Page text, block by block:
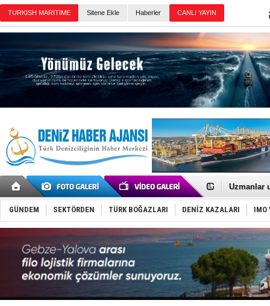
Sitene Ekle Haberler
Füze ve
Uzmanlar
Gemi
Makine
'REGAL 1'
Gemide 5
Yakıt
Rus
Tatil
Rusya,
GÜNDEM SEKTÖRDEN TÜRK BOĞAZLARI DENİZ KAZALARI IMO